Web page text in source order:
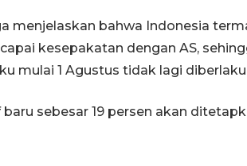
menjelaskan bahwa Indonesia
kesepakatan dengan AS,
mulai 1 Agustus tidak lagi
sebesar 19 persen akan